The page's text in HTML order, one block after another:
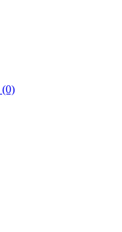
(0)